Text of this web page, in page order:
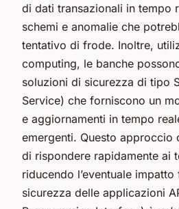
di dati transazionali in tempo
schemi e anomalie che
tentativo di frode. Inoltre,
computing, le banche
soluzioni di sicurezza di tipo
Service) che forniscono un
e aggiornamenti in tempo
emergenti. Questo approccio
di rispondere rapidamente ai
riducendo l’eventuale
sicurezza delle applicazioni